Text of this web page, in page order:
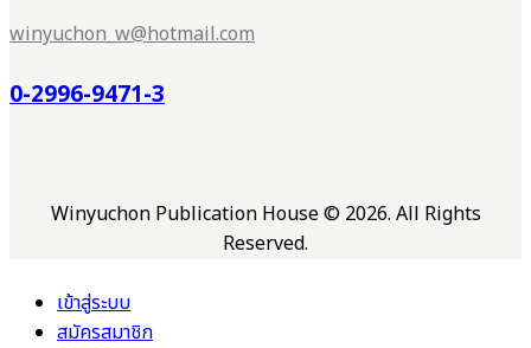
winyuchon_w@hotmail.com
0-2996-9471-3
Winyuchon Publication House © 2026. All Rights
Reserved.
เข้าสู่ระบบ
สมัครสมาชิก